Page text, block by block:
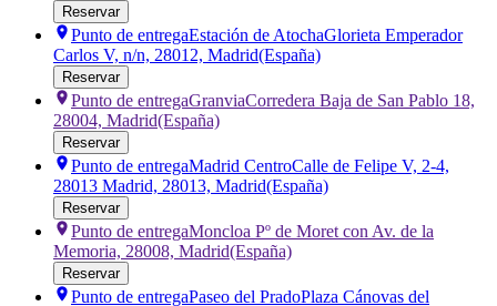
Reservar
Punto de entregaEstación de AtochaGlorieta Emperador
Carlos V, n/n, 28012, Madrid(España)
Reservar
Punto de entregaGranviaCorredera Baja de San Pablo 18,
28004, Madrid(España)
Reservar
Punto de entregaMadrid CentroCalle de Felipe V, 2-4,
28013 Madrid, 28013, Madrid(España)
Reservar
Punto de entregaMoncloa Pº de Moret con Av. de la
Memoria, 28008, Madrid(España)
Reservar
Punto de entregaPaseo del PradoPlaza Cánovas del